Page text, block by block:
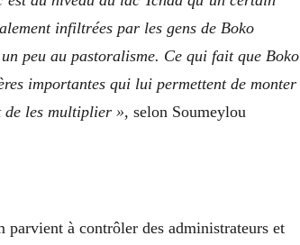
infiltrées par les gens de Boko
peu au pastoralisme. Ce qui fait que Boko
importantes qui lui permettent de monter
de les multiplier », selon Soumeylou
à contrôler des administrateurs et